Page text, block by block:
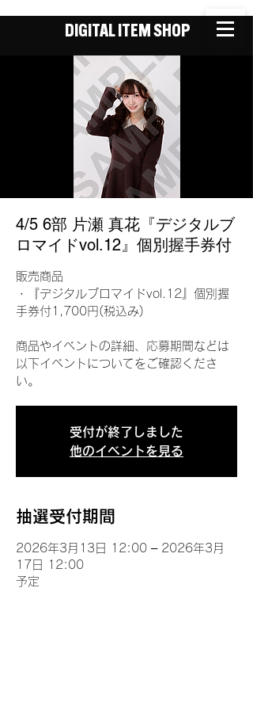
DIGITAL ITEM SHOP
4/5 6部 片瀬 真花『デジタルブ
ロマイドvol.12』個別握手券付
販売商品
・『デジタルブロマイドvol.12』個別握
手券付1,700円(税込み)
商品やイベントの詳細、応募期間などは
以下イベントについてをご確認くださ
い。
受付が終了しました
他のイベントを見る
抽選受付期間
2026年3月13日 12:00 – 2026年3月
17日 12:00
予定